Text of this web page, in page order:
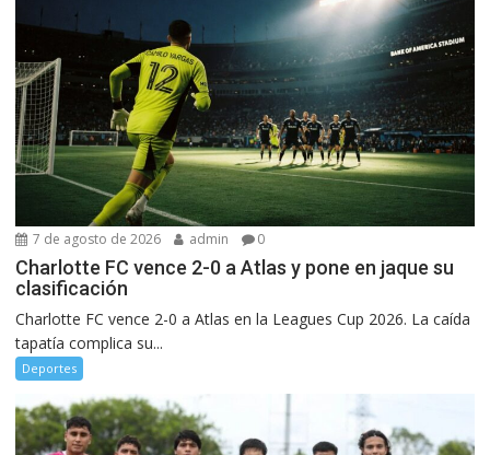
7 de agosto de 2026 admin 0
Charlotte FC vence 2-0 a Atlas y pone en jaque su
clasificación
Charlotte FC vence 2-0 a Atlas en la Leagues Cup 2026. La caída
tapatía complica su...
Deportes